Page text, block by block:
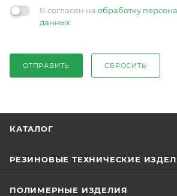
Я согласен на обработку
данных
ОТПРАВИТЬ СБРОСИТЬ
КАТАЛОГ
РЕЗИНОВЫЕ ТЕХНИЧЕСКИЕ
ПОЛИМЕРНЫЕ ИЗДЕЛИЯ